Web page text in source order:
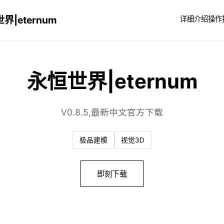
界|eternum 详细介绍操作
永恒世界|eternum
V0.8.5,最新中文官方下载
极品建模 视觉3D
即刻下载